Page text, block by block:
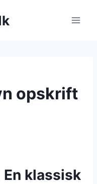
opskrift
klassisk